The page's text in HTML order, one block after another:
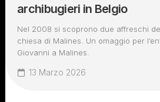
archibugieri in Belgio
Nel 2008 si scoprono due affreschi
chiesa di Malines. Un omaggio per
Giovanni a Malines.
13 Marzo 2026